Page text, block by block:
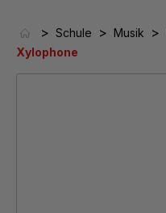
> Schule > Musik >
Xylophone